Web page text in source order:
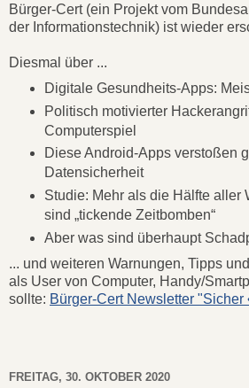
Bürger-Cert (ein Projekt vom
der Informationstechnik) ist wieder
Diesmal über ...
Digitale Gesundheits-Apps:
Politisch motivierter
Computerspiel
Diese Android-Apps verstoßen
Datensicherheit
Studie: Mehr als die Hälfte aller
sind „tickende Zeitbomben“
Aber was sind überhaupt
... und weiteren Warnungen, Tipps
als User von Computer, Handy/
sollte: Bürger-Cert Newsletter "Sicher
FREITAG, 30. OKTOBER 2020